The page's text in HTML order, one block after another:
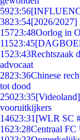
5923:56
3823:54[2026/2027]
15723:48Oorlog in
11523:45
1523:43Rechtszaak
advocaat
2823:36Chinese
tot dood
25023:35
vooruitkijkers
14623:31 [WLR SC
1623:28Centraal FC